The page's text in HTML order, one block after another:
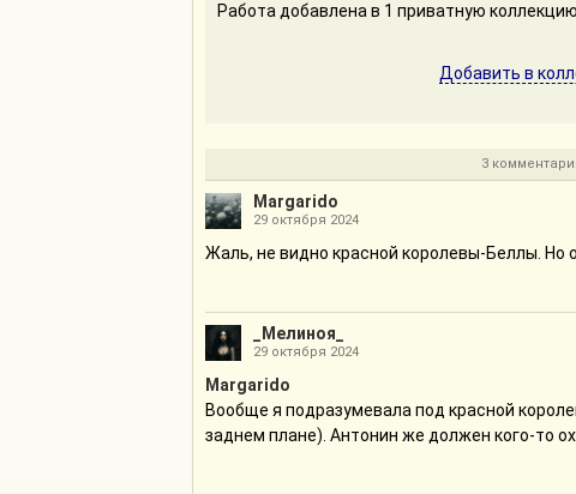
Работа добавлена в 1 приватную коллекцию
Добавить в
3
Margarido
29 октября 2024
Жаль, не видно красной королевы-Беллы. Но
_Мелиноя_
29 октября 2024
Margarido
Вообще я подразумевала под красной
заднем плане). Антонин же должен кого-то